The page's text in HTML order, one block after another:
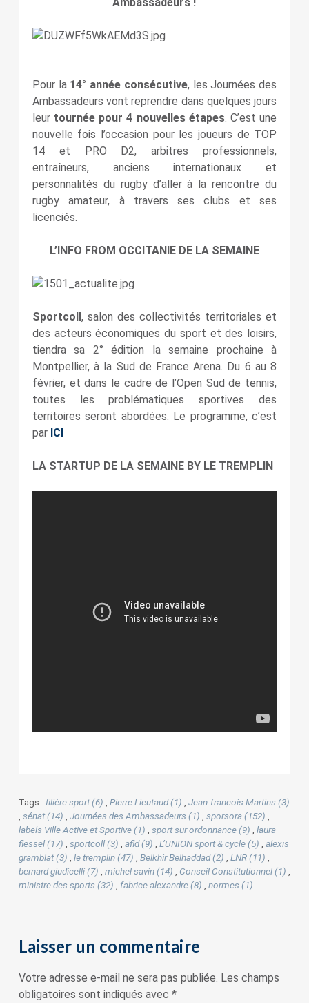
Pour la 14° année consécutive, les Journées des
Ambassadeurs vont reprendre dans quelques jours
leur tournée pour 4 nouvelles étapes. C’est une
nouvelle fois l’occasion pour les joueurs de TOP
14 et PRO D2, arbitres professionnels,
entraîneurs, anciens internationaux et
personnalités du rugby d’aller à la rencontre du
rugby amateur, à travers ses clubs et ses
licenciés.
L’INFO FROM OCCITANIE DE LA SEMAINE
Sportcoll, salon des collectivités territoriales et
des acteurs économiques du sport et des loisirs,
tiendra sa 2° édition la semaine prochaine à
Montpellier, à la Sud de France Arena. Du 6 au 8
février, et dans le cadre de l’Open Sud de tennis,
toutes les problématiques sportives des
territoires seront abordées. Le programme, c’est
par ICI
LA STARTUP DE LA SEMAINE BY LE TREMPLIN
Tags : filière sport (6) Pierre Lieutaud (1)
Jean-francois Martins (3)
sénat (14) Journées des Ambassadeurs (1) sporsora (152)
labels Ville Active et Sportive (1)
sport sur ordonnance (9)
laura
flessel (17)
sportcoll (3) afld (9) L’UNION sport & cycle (5)
alexis
gramblat (3)
le tremplin (47) Belkhir Belhaddad (2) LNR (11)
bernard giudicelli (7)
michel savin (14) Conseil Constitutionnel (1)
ministre des sports (32)
fabrice alexandre (8) normes (1)
Laisser un commentaire
Votre adresse e-mail ne sera pas publiée. Les champs
obligatoires sont indiqués avec *